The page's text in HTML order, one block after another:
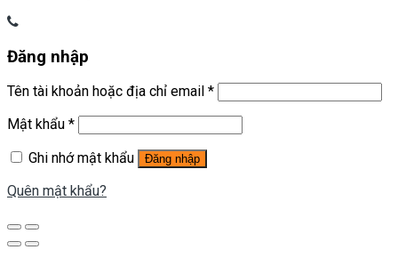
Đăng nhập
Tên tài khoản hoặc địa chỉ email *
Mật khẩu *
Ghi nhớ mật khẩu
Đăng nhập
Quên mật khẩu?